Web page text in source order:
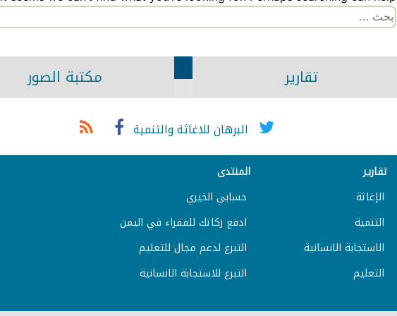
البحث
عن:
تقارير مكتبة الصور
البرهان للاغاثة والتنمية
تقارير
الإغاثة
التنمية
الاستجابة الانسانية
التعليم
المنتدى
حسابي الخيري
ادفع زكاتك للفقراء في اليمن
التبرع لدعم مجال للتعليم
التبرع للاستجابة الانسانية